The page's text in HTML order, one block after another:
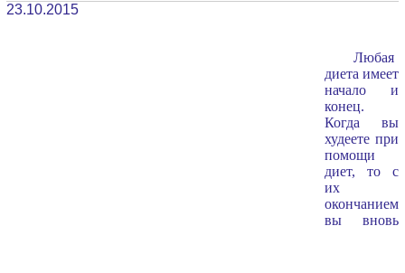
23.10.2015
Любая
диета имеет
начало и
конец.
Когда вы
худеете при
помощи
диет, то с
их
окончанием
вы вновь